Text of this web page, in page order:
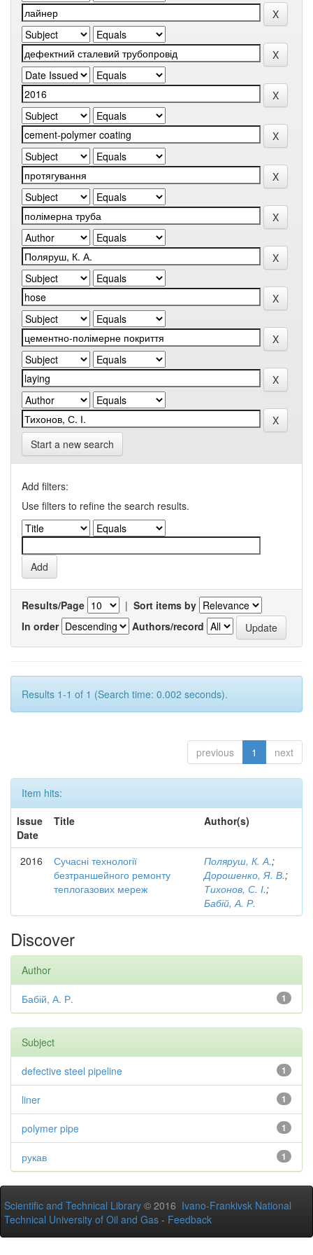
Start a new search
Add filters:
Use filters to refine the search results.
Results/Page | Sort items by
In order
Authors/record
Results 1-1 of 1 (Search time: 0.002 seconds).
previous 1 next
Item hits:
Issue
Date
Title Author(s)
2016
Сучасні технології
безтраншейного ремонту
теплогазових мереж
Поляруш, К. А.;
Дорошенко, Я. В.;
Тихонов, С. І.;
Бабій, А. Р.
Discover
Author
1
Бабій, А. Р.
Subject
1
defective steel pipeline
1
liner
1
polymer pipe
1
рукав
Scientific and Technical Library © 2016 Ivano-Frankivsk National
Technical University of Oil and Gas - Feedback